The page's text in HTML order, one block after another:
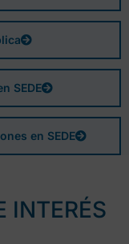
SEDE
en SEDE
INTERÉS